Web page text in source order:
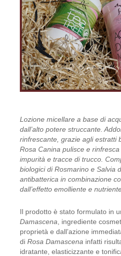
FABY
FIOR DI LUNA
FITOCOSE
FLORA
GLI AROMI
GYADA COSMETICS
HEART AND HOME
INVISIBOBBLE
LA SAPONARIA
LE FATE BIO
NEVE COSMETICS
Lozione micellare a base di
dall’alto potere struccante.
rinfrescante, grazie agli estratti
Rosa Canina pulisce e
impurità e tracce di trucco.
biologici di Rosmarino e Salvia
antibatterica in combinazione
dall’effetto emolliente e
Il prodotto è stato formulato in
Damascena , ingrediente
proprietà e dall’azione
di Rosa Damascena infatti
idratante, elasticizzante e